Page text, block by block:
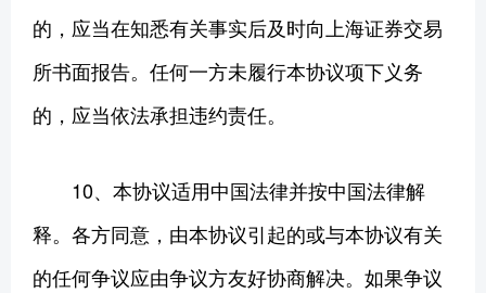
的，应当在知悉有关事实后及时向上海证券交易
所书面报告。任何一方未履行本协议项下义务
的，应当依法承担违约责任。
10、本协议适用中国法律并按中国法律解
释。各方同意，由本协议引起的或与本协议有关
的任何争议应由争议方友好协商解决。如果争议